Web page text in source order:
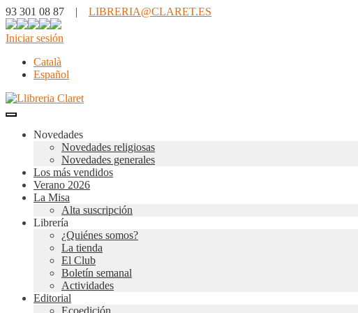
93 301 08 87 | LIBRERIA@CLARET.ES
Iniciar sesión
Català
Español
Novedades
Novedades religiosas
Novedades generales
Los más vendidos
Verano 2026
La Misa
Alta suscripción
Librería
¿Quiénes somos?
La tienda
El Club
Boletín semanal
Actividades
Editorial
Ecoedición